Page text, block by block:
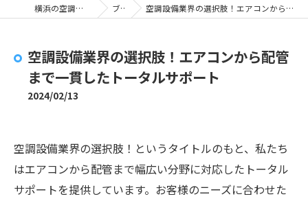
横浜の空調なら株式会社YKS ブログ 空調設備業界の選択肢！エアコンから配管まで一貫したトータルサポート
空調設備業界の選択肢！エアコンから配管
まで一貫したトータルサポート
2024/02/13
空調設備業界の選択肢！というタイトルのもと、私たち
はエアコンから配管まで幅広い分野に対応したトータル
サポートを提供しています。お客様のニーズに合わせた